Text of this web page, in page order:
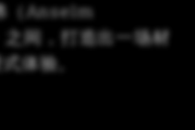
（Anselm
间，打造出一场材
体验。